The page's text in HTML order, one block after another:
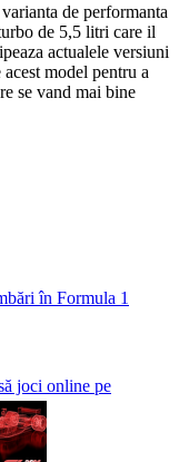
de performanta
de 5,5 litri care il
actualele versiuni
model pentru a
se vand mai bine
în Formula 1
joci online pe